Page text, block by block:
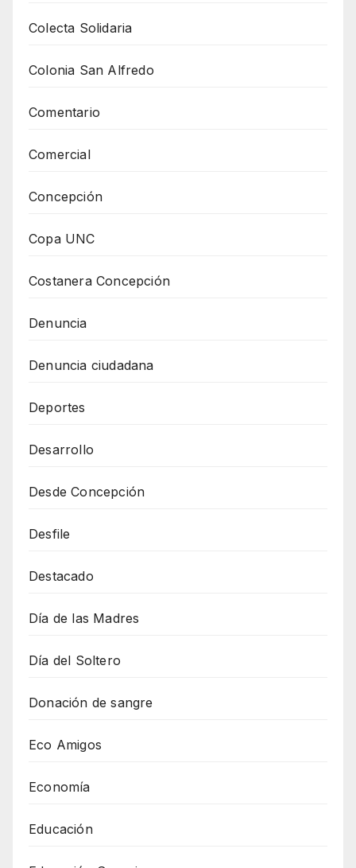
Colecta Solidaria
Colonia San Alfredo
Comentario
Comercial
Concepción
Copa UNC
Costanera Concepción
Denuncia
Denuncia ciudadana
Deportes
Desarrollo
Desde Concepción
Desfile
Destacado
Día de las Madres
Día del Soltero
Donación de sangre
Eco Amigos
Economía
Educación